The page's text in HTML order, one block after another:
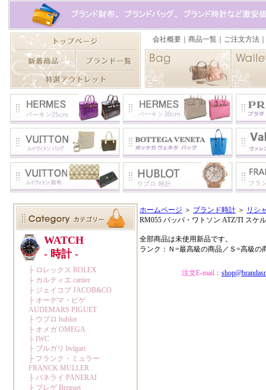
ホームページ ＞ ブランド時計 ＞ リシ
RM055 バッバ・ワトソン ATZ/TI スケ
全部商品は未使用新品です。
ランク：Ｎ=最高級の商品／Ｓ=高級の
注文E-mail：